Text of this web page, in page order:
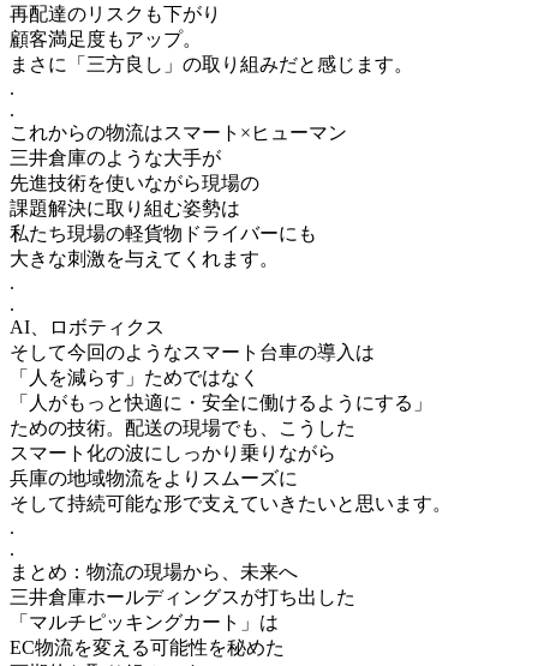
再配達のリスクも下がり
顧客満足度もアップ。
まさに「三方良し」の取り組みだと感じます。
.
.
これからの物流はスマート×ヒューマン
三井倉庫のような大手が
先進技術を使いながら現場の
課題解決に取り組む姿勢は
私たち現場の軽貨物ドライバーにも
大きな刺激を与えてくれます。
.
.
AI、ロボティクス
そして今回のようなスマート台車の導入は
「人を減らす」ためではなく
「人がもっと快適に・安全に働けるようにする」
ための技術。配送の現場でも、こうした
スマート化の波にしっかり乗りながら
兵庫の地域物流をよりスムーズに
そして持続可能な形で支えていきたいと思います。
.
.
まとめ：物流の現場から、未来へ
三井倉庫ホールディングスが打ち出した
「マルチピッキングカート」は
EC物流を変える可能性を秘めた